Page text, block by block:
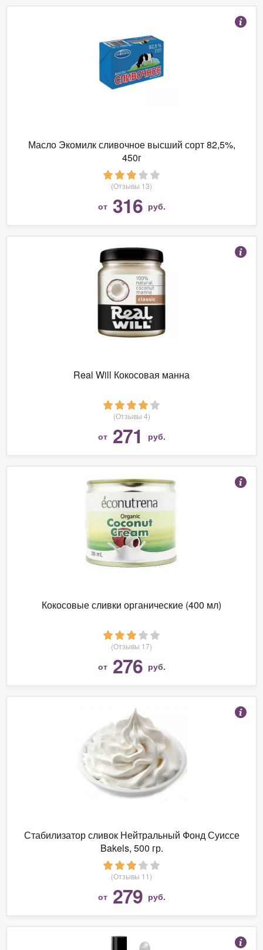
Масло Экомилк сливочное высший сорт 82,5%,
450г
(Отзывы 13)
от 316 руб.
Real Will Кокосовая манна
(Отзывы 4)
от 271 руб.
Кокосовые сливки органические (400 мл)
(Отзывы 17)
от 276 руб.
Стабилизатор сливок Нейтральный Фонд Суиссе
Bakels, 500 гр.
(Отзывы 11)
от 279 руб.